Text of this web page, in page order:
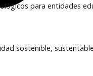
para entidades
sostenible,